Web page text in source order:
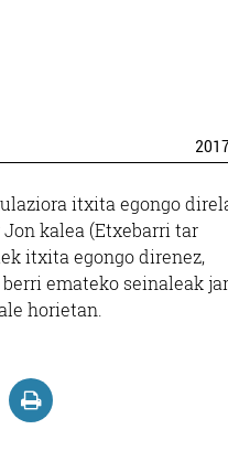
itxita egongo
kalea (Etxebarri tar
itxita egongo direnez,
emateko seinaleak
horietan.